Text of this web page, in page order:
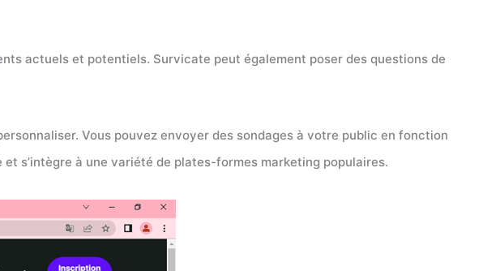
actuels et potentiels. Survicate peut également poser des questions de
Vous pouvez envoyer des sondages à votre public en fonction
s’intègre à une variété de plates-formes marketing populaires.